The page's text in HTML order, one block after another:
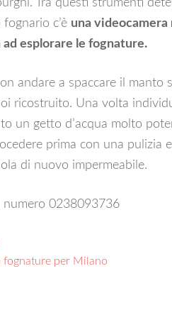
Tra questi strumenti
c’è una videocamera
esplorare le fognature.
andare a spaccare il manto
ricostruito. Una volta
un getto d’acqua molto
prima con una pulizia
di nuovo impermeabile.
numero 0238093736
fognature per Milano